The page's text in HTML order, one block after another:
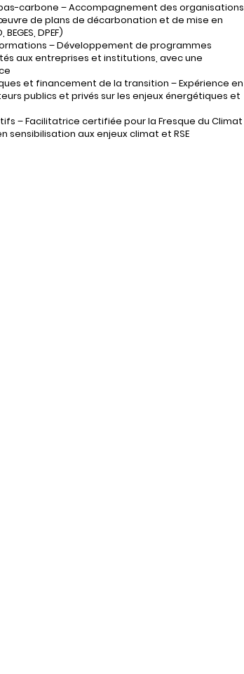
carbone – Accompagnement des organisations
de plans de décarbonation et de mise en
DPEF)
– Développement de programmes
aux entreprises et institutions, avec une
et financement de la transition – Expérience en
publics et privés sur les enjeux énergétiques et
– Facilitatrice certifiée pour la Fresque du Climat
sensibilisation aux enjeux climat et RSE